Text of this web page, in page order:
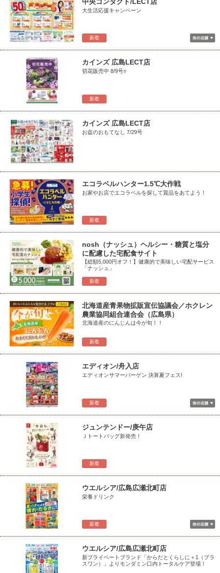
新着
大生活応援キャンペーン
新着
カインズ 広島LECT店
切花販売中 8/9号○
カインズ 広島LECT店
お盆のおもてなし 7/29号
新着
エコラベルハンター1.5℃大作戦
お家やお店でエコラベルを探して賞品をあてよう！
新着
nosh（ナッシュ）ヘルシー・糖質と塩分
に配慮した宅配食サイト
【総額5,000円オフ！】健康的で美味しい宅配サービス
「ナッシュ」
新着
北海道産青果物拡販宣伝協議会／ホクレン
農業協同組合連合会（広島県）
北海道産のにんじんは今が旬！！
新着
エディオン/舟入店
エディオンサマーバーゲン 決算夏フェス!
新着
ジュンテンドー/庚午店
Ｊトートバッグ新発売！
新着
ウエルシア/広島広瀬北町店
栄養ドリンク
ウエルシア/広島広瀬北町店
新プライベートブランド「からだとくらしに＋1（プラ
スワン）」よりモンダミン口内トータルケア登場！